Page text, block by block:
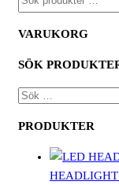
VARUKORG
SÖK
SÖK
PRODUKTER